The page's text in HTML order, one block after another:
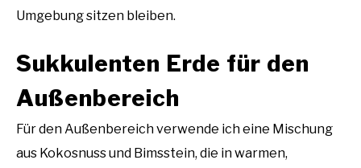
Umgebung sitzen bleiben.
Sukkulenten Erde für den
Außenbereich
Für den Außenbereich verwende ich eine Mischung
aus Kokosnuss und Bimsstein, die in warmen,